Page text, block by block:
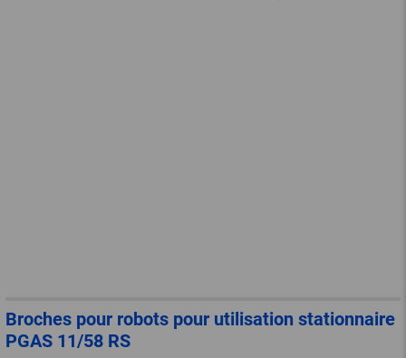
Broches pour robots pour utilisation stationnaire
PGAS 11/58 RS